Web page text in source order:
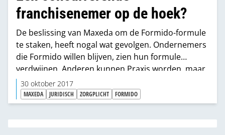
franchisenemer op de hoek?
De beslissing van Maxeda om de Formido-formule
te staken, heeft nogal wat gevolgen. Ondernemers
die Formido willen blijven, zien hun formule
verdwijnen. Anderen kunnen Praxis worden, maar
krijgen te maken met bestaande Praxis-winkels in
hun verzorgingsgebied. Andersom zien bestaande
Praxis-winkels ineens naburige Formido’s
veranderen in concurrerende Praxis-collega’s.
Valerie Lipman van Poelman van den Broek belicht
30 oktober 2017
MAXEDA JURIDISCH ZORGPLICHT FORMIDO